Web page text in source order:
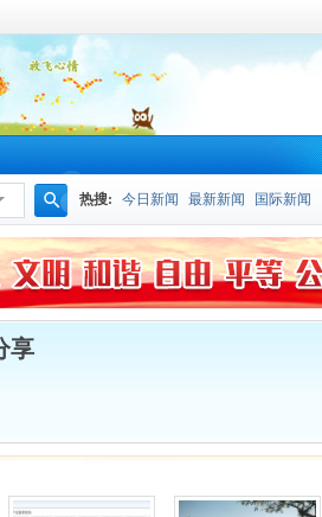
搜
索
热搜: 今日新闻 最新新闻 国际新闻
享